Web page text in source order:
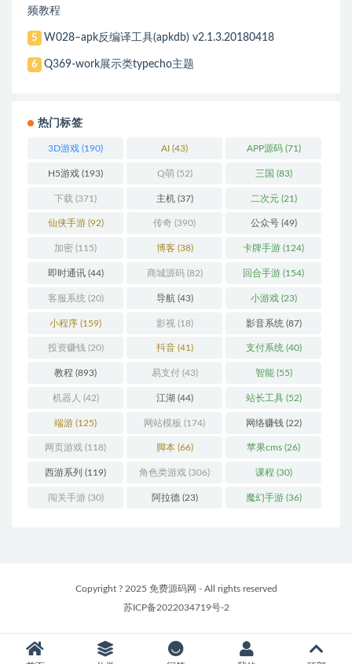
频教程
5 W028–apk反编译工具(apkdb) v2.1.3.20180418
6 Q369-work展示类typecho主题
热门标签
3D游戏 (190) AI (43) APP源码(71)
H5游戏 (193) Q萌(52) 三国 (83)
下载 (371) 主机(37) 二次元(21)
仙侠手游(92) 传奇 (390) 公众号(49)
加密 (115) 博客(38) 卡牌手游 (124)
即时通讯(44) 商城源码(82) 回合手游 (154)
客服系统 (20) 导航(43) 小游戏(23)
小程序 (159) 影视(18) 影音系统 (87)
投资赚钱 (20) 抖音(41) 支付系统 (40)
教程 (893) 易支付(43) 智能(55)
机器人 (42) 江湖 (44) 站长工具(52)
端游 (125) 网站模板 (174) 网络赚钱(22)
网页游戏 (118) 脚本(66) 苹果cms (26)
西游系列 (119) 角色类游戏 (306) 课程 (30)
闯关手游(30) 阿拉德(23) 魔幻手游(36)
Copyright ? 2025 免费源码网 - All rights reserved
苏ICP备2022034719号-2